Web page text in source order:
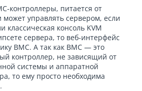
контроллеры, питается от
управлять сервером, если
классическая консоль KVM
сервера, то веб-интерфейс
BMC. А так как BMC — это
контроллер, не зависящий от
системы и аппаратной
то ему просто необходима